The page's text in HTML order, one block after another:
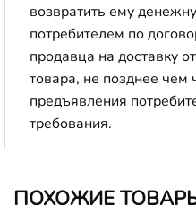
возвратить ему
потребителем по
продавца на доставку
товара, не позднее чем
предъявления
требования.
ПОХОЖИЕ